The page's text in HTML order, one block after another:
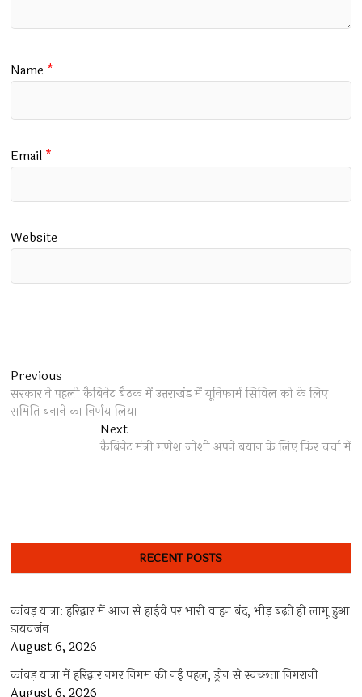
Name *
Email *
Website
Post
navigation
Previous
post:
सरकार ने पहली कैबिनेट बैठक में उत्तराखंड में यूनिफार्म सिविल को के लिए
समिति बनाने का निर्णय लिया
NextNext
post:
कैबिनेट मंत्री गणेश जोशी अपने बयान के लिए फिर चर्चा में
RECENT POSTS
कांवड़ यात्रा: हरिद्वार में आज से हाईवे पर भारी वाहन बंद, भीड़ बढ़ते ही लागू हुआ
डायवर्जन
August 6, 2026
कांवड़ यात्रा में हरिद्वार नगर निगम की नई पहल, ड्रोन से स्वच्छता निगरानी